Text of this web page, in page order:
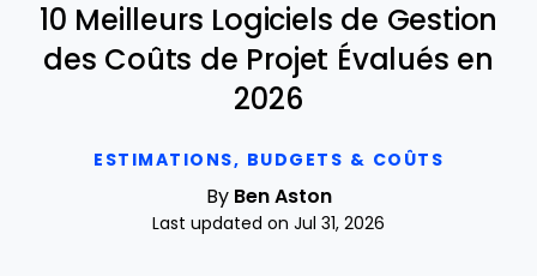
ESTIMATIONS, BUDGETS & COÛTS
10 Meilleurs Logiciels de Gestion
des Coûts de Projet Évalués en
2026
By Ben Aston
Last updated on Jul 31, 2026